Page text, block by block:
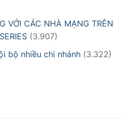
VỚI CÁC NHÀ MẠNG TRÊN
(3.907)
bộ nhiều chi nhánh (3.322)